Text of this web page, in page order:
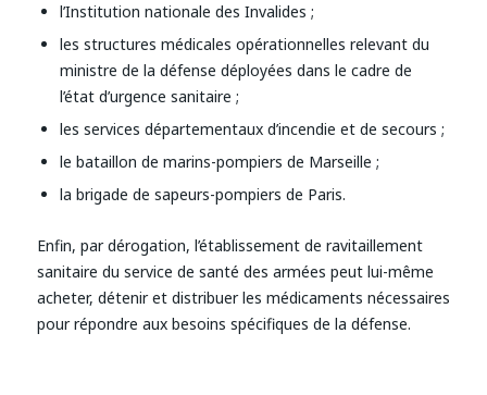
l’Institution nationale des Invalides ;
les structures médicales opérationnelles relevant du
ministre de la défense déployées dans le cadre de
l’état d’urgence sanitaire ;
les services départementaux d’incendie et de secours ;
le bataillon de marins-pompiers de Marseille ;
la brigade de sapeurs-pompiers de Paris.
Enfin, par dérogation, l’établissement de ravitaillement
sanitaire du service de santé des armées peut lui-même
acheter, détenir et distribuer les médicaments nécessaires
pour répondre aux besoins spécifiques de la défense.